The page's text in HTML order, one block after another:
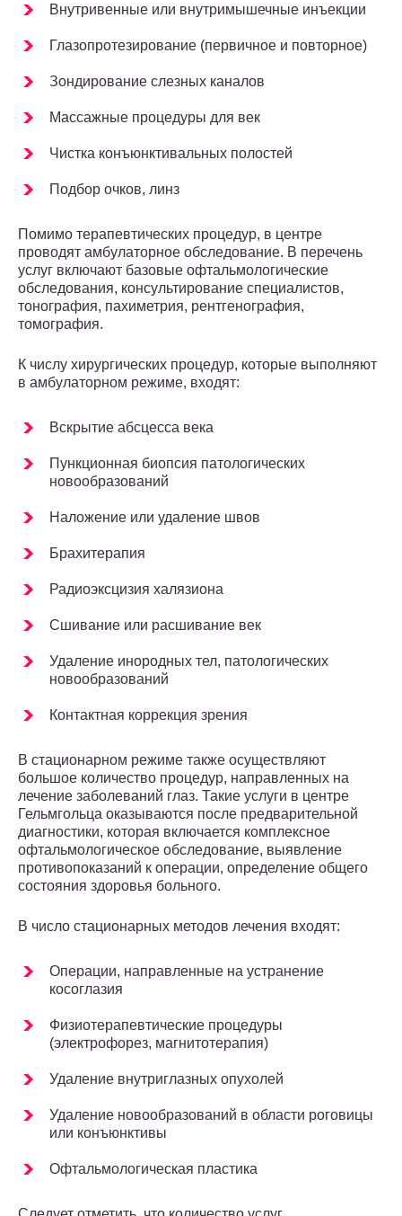
Внутривенные или внутримышечные инъекции
Глазопротезирование (первичное и повторное)
Зондирование слезных каналов
Массажные процедуры для век
Чистка конъюнктивальных полостей
Подбор очков, линз
Помимо терапевтических процедур, в центре
проводят амбулаторное обследование. В перечень
услуг включают базовые офтальмологические
обследования, консультирование специалистов,
тонография, пахиметрия, рентгенография,
томография.
К числу хирургических процедур, которые выполняют
в амбулаторном режиме, входят:
Вскрытие абсцесса века
Пункционная биопсия патологических
новообразований
Наложение или удаление швов
Брахитерапия
Радиоэксцизия халязиона
Сшивание или расшивание век
Удаление инородных тел, патологических
новообразований
Контактная коррекция зрения
В стационарном режиме также осуществляют
большое количество процедур, направленных на
лечение заболеваний глаз. Такие услуги в центре
Гельмгольца оказываются после предварительной
диагностики, которая включается комплексное
офтальмологическое обследование, выявление
противопоказаний к операции, определение общего
состояния здоровья больного.
В число стационарных методов лечения входят:
Операции, направленные на устранение
косоглазия
Физиотерапевтические процедуры
(электрофорез, магнитотерапия)
Удаление внутриглазных опухолей
Удаление новообразований в области роговицы
или конъюнктивы
Офтальмологическая пластика